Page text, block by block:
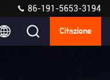
86-191-5653-3194
Citazione